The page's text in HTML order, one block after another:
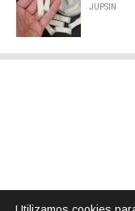
JUPSIN